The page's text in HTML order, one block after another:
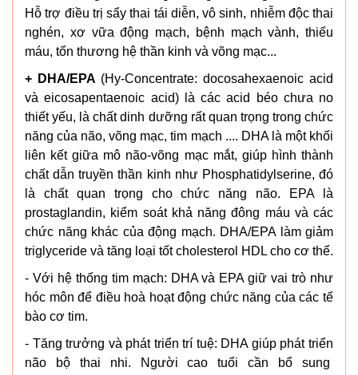
Hỗ trợ điều trị sẩy thai tái diễn, vô sinh, nhiễm độc thai
nghén, xơ vữa động mạch, bệnh mạch vành, thiếu
máu, tổn thương hệ thần kinh và võng mạc...
+ DHA/EPA (Hy-Concentrate: docosahexaenoic acid
và eicosapentaenoic acid) là các acid béo chưa no
thiết yếu, là chất dinh dưỡng rất quan trọng trong chức
năng của não, võng mạc, tim mạch .... DHA là một khối
liên kết giữa mô não-võng mạc mắt, giúp hình thành
chất dẫn truyền thần kinh như Phosphatidylserine, đó
là chất quan trọng cho chức năng não. EPA là
prostaglandin, kiểm soát khả năng đông máu và các
chức năng khác của động mạch. DHA/EPA làm giảm
triglyceride và tăng loại tốt cholesterol HDL cho cơ thể.
- Với hệ thống tim mạch: DHA và EPA giữ vai trò như
hóc môn để điều hoà hoạt động chức năng của các tế
bào cơ tim.
- Tăng trưởng và phát triển trí tuệ: DHA giúp phát triển
não bộ thai nhi. Người cao tuổi cần bổ sung